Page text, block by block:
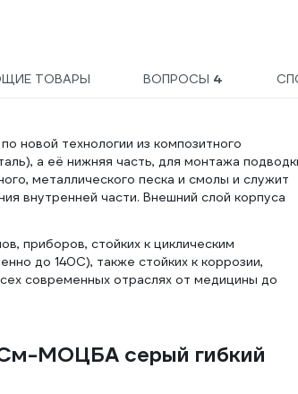
ТОВАРЫ ВОПРОСЫ 4
новой технологии из композитного
а её нижняя часть, для монтажа
металлического песка и смолы и служит
внутренней части. Внешний слой корпуса
приборов, стойких к циклическим
до 140С), также стойких к коррозии,
современных отраслях от медицины до
См-МОЦБА серый гибкий